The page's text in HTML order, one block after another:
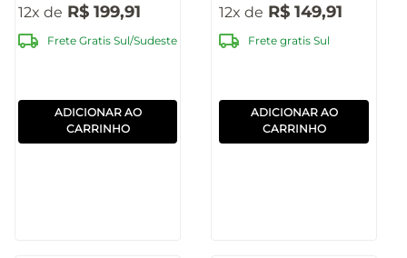
12
R$ 199,91
Frete Gratis Sul/Sudeste
ADICIONAR AO
CARRINHO
12
R$ 149,91
Frete gratis Sul
ADICIONAR AO
CARRINHO